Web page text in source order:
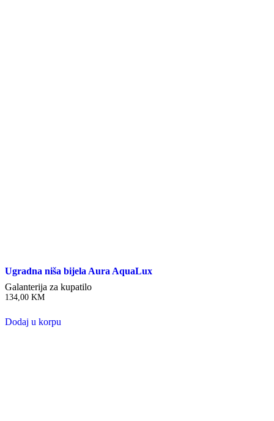
Ugradna niša bijela Aura AquaLux
Galanterija za kupatilo
134,00 KM
Dodaj u korpu